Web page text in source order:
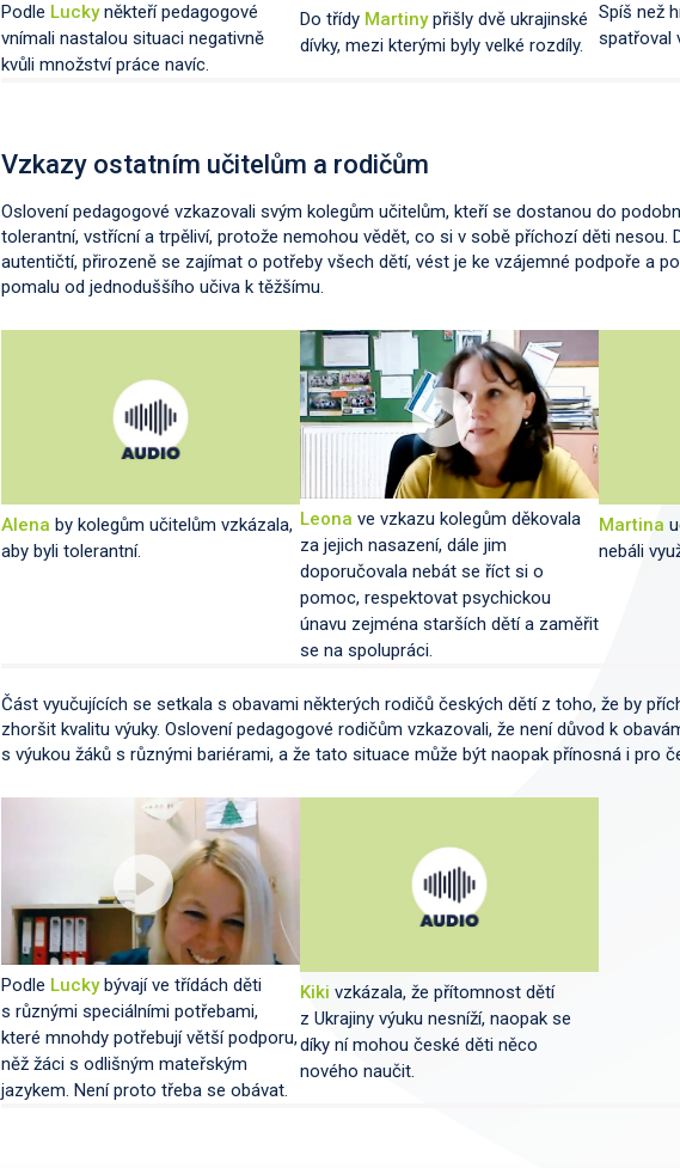
Podle Luckyněkteří pedagogové
vnímali nastalou situaci negativně
kvůli množství práce navíc.
Do třídy Martinypřišly dvě ukrajinské
dívky, mezi kterými byly velké rozdíly.
Spíš než
spatřoval
Vzkazy ostatním učitelům a rodičům
Oslovení pedagogové vzkazovali svým kolegům učitelům, kteří se dostanou do
tolerantní, vstřícní a trpěliví, protože nemohou vědět, co si v sobě příchozí děti nesou.
autentičtí, přirozeně se zajímat o potřeby všech dětí, vést je ke vzájemné podpoře a
pomalu od jednoduššího učiva k těžšímu.
Alena by kolegům učitelům vzkázala,
aby byli tolerantní.
Leona ve vzkazu kolegům děkovala
za jejich nasazení, dále jim
doporučovala nebát se říct si o
pomoc, respektovat psychickou
únavu zejména starších dětí a zaměřit
se na spolupráci.
Martina
nebáli
Část vyučujících se setkala s obavami některých rodičů českých dětí z toho, že by
zhoršit kvalitu výuky. Oslovení pedagogové rodičům vzkazovali, že není důvod k
s výukou žáků s různými bariérami, a že tato situace může být naopak přínosná i pro
Podle Luckybývají ve třídách děti
s různými speciálními potřebami,
které mnohdy potřebují větší podporu,
něž žáci s odlišným mateřským
jazykem. Není proto třeba se obávat.
Kiki vzkázala, že přítomnost dětí
z Ukrajiny výuku nesníží, naopak se
díky ní mohou české děti něco
nového naučit.